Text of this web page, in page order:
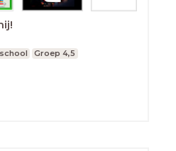
Groep 4,5